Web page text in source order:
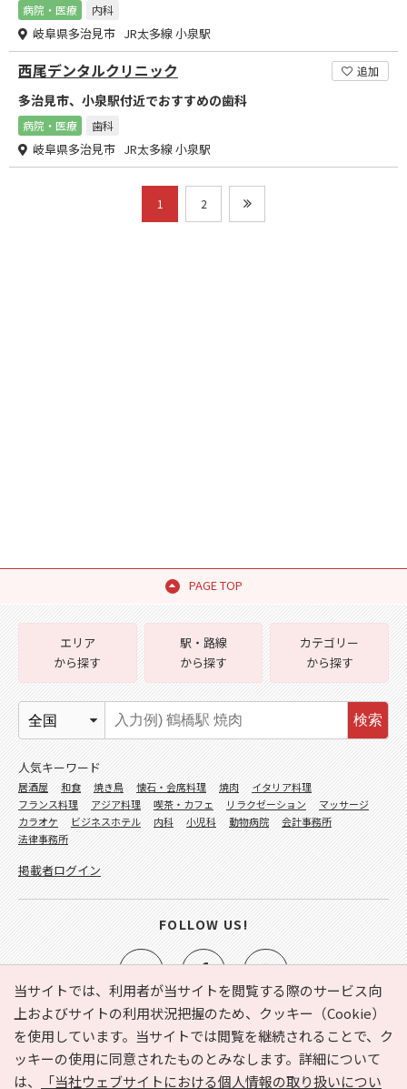
病院・医療 内科
岐阜県多治見市 JR太多線 小泉駅
西尾デンタルクリニック 追加
多治見市、小泉駅付近でおすすめの歯科
病院・医療 歯科
岐阜県多治見市 JR太多線 小泉駅
1 2
PAGE TOP
当サイトでは、利用者が当サイトを閲覧する際のサービス向
上およびサイトの利用状況把握のため、クッキー（Cookie）
を使用しています。当サイトでは閲覧を継続されることで、ク
ッキーの使用に同意されたものとみなします。詳細について
は、
「当社ウェブサイトにおける個人情報の取り扱いについ
e-NAVITA（イーナビタ）とは？ お気に入り
ヘルプ
利用規約
個人情報の取り扱いについて
運営会社
エリア
から探す
駅・路線
から探す
カテゴリー
から探す
検索
人気キーワード
居酒屋 和食 焼き鳥 懐石・会席料理 焼肉
イタリア料理
フランス料理
アジア料理 喫茶・カフェ リラクゼーション
マッサージ
カラオケ
ビジネスホテル 内科 小児科 動物病院
会計事務所
法律事務所
掲載者ログイン
FOLLOW US!